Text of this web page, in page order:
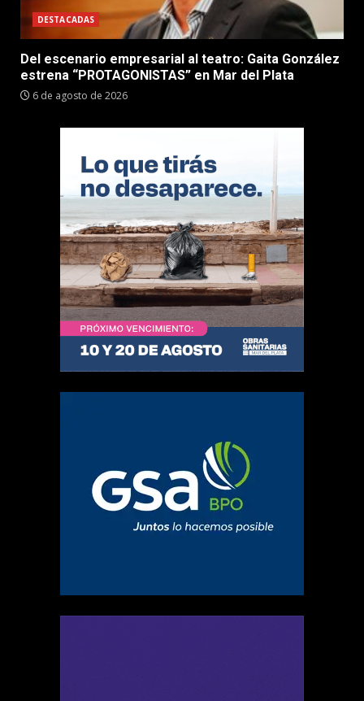
DESTACADAS
Del escenario empresarial al teatro: Gaita González
estrena “PROTAGONISTAS” en Mar del Plata
6 de agosto de 2026